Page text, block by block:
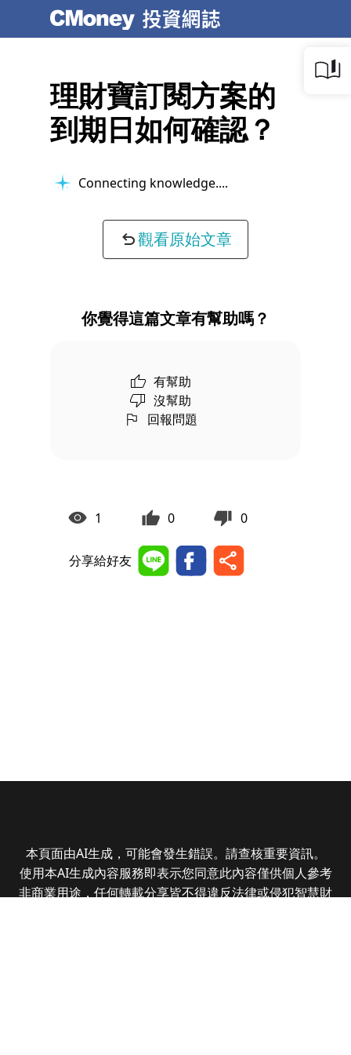
理財寶訂閱方案的
到期日如何確認？
Connecting knowledge...
觀看原始文章
你覺得這篇文章有幫助嗎？
有幫助
沒幫助
回報問題
1 0 0
分享給好友
本頁面由AI生成，可能會發生錯誤。請查核重要資訊。
使用本AI生成內容服務即表示您同意此內容僅供個人參考
非商業用途，任何轉載分享皆不得違反法律或侵犯智慧財